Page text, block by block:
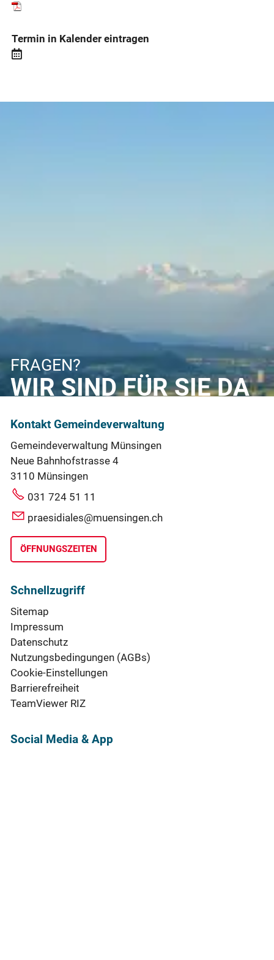
Termin in Kalender eintragen
FRAGEN?
WIR SIND FÜR SIE DA
Kontakt Gemeindeverwaltung
Gemeindeverwaltung Münsingen
Neue Bahnhofstrasse 4
3110 Münsingen
031 724 51 11
praesidiales@muensingen.ch
ÖFFNUNGSZEITEN
Schnellzugriff
Sitemap
Impressum
Datenschutz
Nutzungsbedingungen (AGBs)
Cookie-Einstellungen
Barrierefreiheit
TeamViewer RIZ
Social Media & App